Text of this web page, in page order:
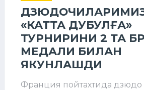
«КАТТА ДУБУЛҒА»
ТУРНИРИНИ 2 ТА
МЕДАЛИ БИЛАН
ЯКУНЛАШДИ
Франция пойтахтида дзюдо